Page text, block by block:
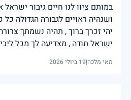
במותם ציוו לנו חיים גיבור
ושנהיה ראויים לגבורה הגדולה
יהי זכרך ברוך , תהיה נשמתך
ישראל תודה , מצדיעה לך מכל ליבי
מאי מלכה|19 ביולי 2026